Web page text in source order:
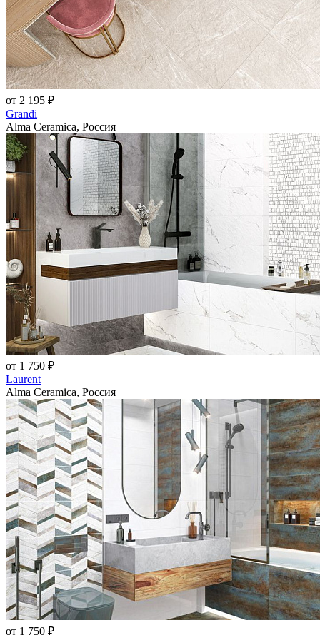
от 2 195 ₽
Grandi
Alma Ceramica, Россия
от 1 750 ₽
Laurent
Alma Ceramica, Россия
от 1 750 ₽